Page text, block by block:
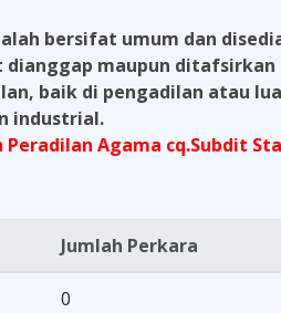
bersifat umum dan
maupun ditafsirkan
baik di pengadilan atau
industrial.
Agama cq.Subdit
Jumlah Perkara
0